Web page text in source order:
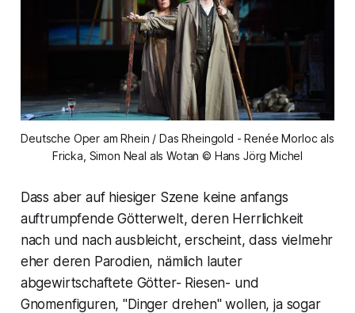
Deutsche Oper am Rhein / Das Rheingold - Renée Morloc als
Fricka, Simon Neal als Wotan © Hans Jörg Michel
Dass aber auf hiesiger Szene keine anfangs
auftrumpfende Götterwelt, deren Herrlichkeit
nach und nach ausbleicht, erscheint, dass vielmehr
eher deren Parodien, nämlich lauter
abgewirtschaftete Götter- Riesen- und
Gnomenfiguren, "Dinger drehen" wollen, ja sogar